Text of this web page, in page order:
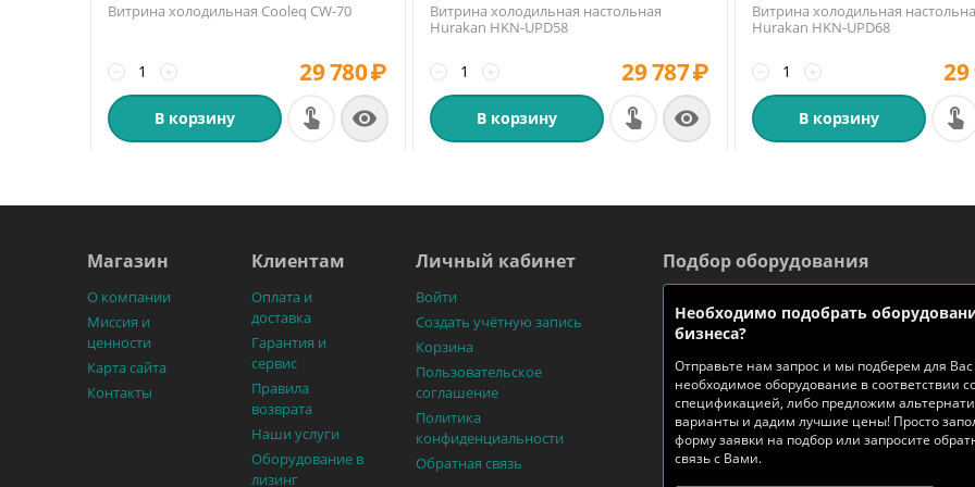
Витрина холодильная Cooleq CW-70
+
− 29 780₽
В корзину 
Витрина холодильная настольная
Hurakan HKN-UPD58
+
− 29 787₽
В корзину 
Витрина холодильная
Hurakan HKN-UPD68
+
− 29
В корзину
Магазин
О компании
Миссия и
ценности
Карта сайта
Контакты
Клиентам
Оплата и
доставка
Гарантия и
сервис
Правила
возврата
Наши услуги
Оборудование в
лизинг
Личный кабинет
Войти
Создать учётную запись
Корзина
Пользовательское
соглашение
Политика
конфиденциальности
Обратная связь
Подбор оборудования
Необходимо подобрать
бизнеса?
Отправьте нам запрос и мы подберем для Вас
необходимое оборудование в соответствии
спецификацией, либо предложим
варианты и дадим лучшие цены! Просто
форму заявки на подбор или запросите
связь с Вами.